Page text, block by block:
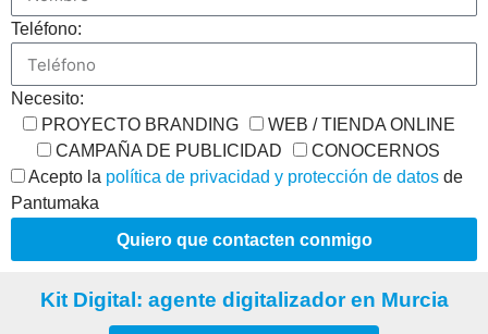
Teléfono:
Necesito:
PROYECTO BRANDING
WEB / TIENDA ONLINE
CAMPAÑA DE PUBLICIDAD
CONOCERNOS
Acepto la política de privacidad y protección de datos de
Pantumaka
Quiero que contacten conmigo
Kit Digital: agente digitalizador en Murcia